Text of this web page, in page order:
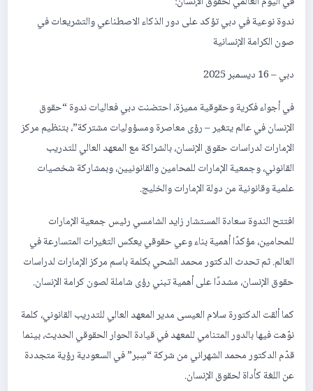
ندوة نوعية في دبي تؤكد على دور الذكاء الاصطناعي والتشريعات في
صون الكرامة الإنسانية
دبي – 16 ديسمبر 2025
في أجواء فكرية وحقوقية مميزة، احتضنت دبي فعاليات ندوة “حقوق
الإنسان في عالم يتغير – رؤى معاصرة ومسؤوليات مشتركة”، بتنظيم مركز
الإمارات لدراسات حقوق الإنسان، بالشراكة مع المعهد العالي للتدريب
القانوني، وجمعية الإمارات للمحامين والقانونيين، وبمشاركة شخصيات
علمية وقانونية من دولة الإمارات والخليج.
افتتح الندوة سعادة المستشار زايد الشامسي رئيس جمعية الإمارات
للمحامين، مؤكدًا أهمية بناء وعي حقوقي يعكس التغيرات المتسارعة في
العالم. ثم تحدث الدكتور محمد الشحي بكلمة باسم مركز الإمارات لدراسات
حقوق الإنسان، مشددًا على أهمية تبني رؤى شاملة لصون كرامة الإنسان.
كما ألقت الدكتورة سلام العيسى مدير المعهد العالي للتدريب القانوني، كلمة
نوّهت فيها بالدور المتنامي للمعهد في قيادة الحوار الحقوقي الحديث، بينما
قدّم الدكتور محمد الشهراني من شركة “سِبر” في السعودية رؤية متجددة
عن اللغة كأداة لحقوق الإنسان.